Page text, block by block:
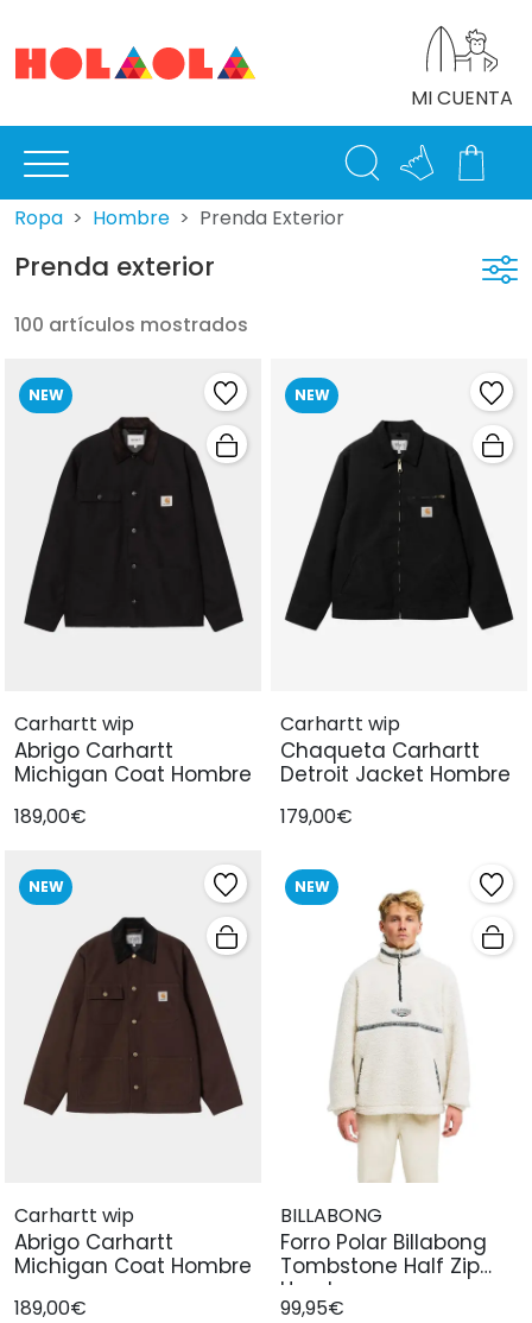
MI CUENTA
Ropa Hombre Prenda Exterior
Prenda exterior
100 artículos mostrados
NEW
Carhartt wip
Abrigo Carhartt
Michigan Coat Hombre
189,00€
NEW
Carhartt wip
Chaqueta Carhartt
Detroit Jacket Hombre
179,00€
NEW
Carhartt wip
Abrigo Carhartt
Michigan Coat Hombre
189,00€
NEW
BILLABONG
Forro Polar Billabong
Tombstone Half Zip
Hombre
99,95€